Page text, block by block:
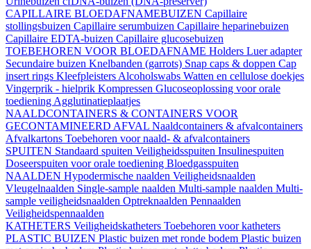
CAPILLAIRE BLOEDAFNAMEBUIZEN Capillaire
stollingsbuizen Capillaire serumbuizen Capillaire heparinebuizen
Capillaire EDTA-buizen Capillaire glucosebuizen
TOEBEHOREN VOOR BLOEDAFNAME Holders Luer adapter
Secundaire buizen Knelbanden (garrots) Snap caps & doppen Cap
insert rings Kleefpleisters Alcoholswabs Watten en cellulose doekjes
Vingerprik - hielprik Kompressen Glucoseoplossing voor orale
toediening Agglutinatieplaatjes
NAALDCONTAINERS & CONTAINERS VOOR
GECONTAMINEERD AFVAL Naaldcontainers & afvalcontainers
Afvalkartons Toebehoren voor naald- & afvalcontainers
SPUITEN Standaard spuiten Veiligheidsspuiten Insulinespuiten
Doseerspuiten voor orale toediening Bloedgasspuiten
NAALDEN Hypodermische naalden Veiligheidsnaalden
Vleugelnaalden Single-sample naalden Multi-sample naalden Multi-
sample veiligheidsnaalden Optreknaalden Pennaalden
Veiligheidspennaalden
KATHETERS Veiligheidskatheters Toebehoren voor katheters
PLASTIC BUIZEN Plastic buizen met ronde bodem Plastic buizen